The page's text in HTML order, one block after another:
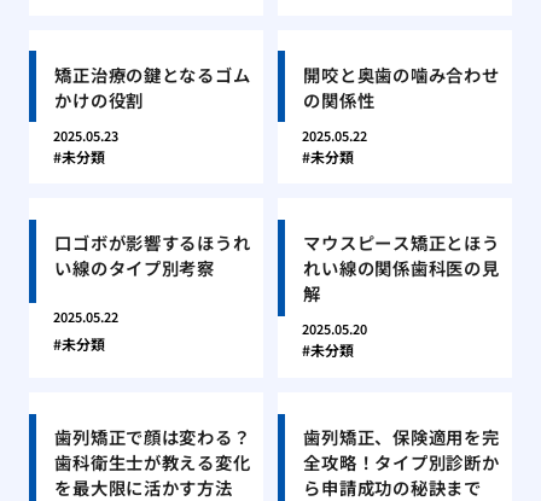
矯正治療の鍵となるゴム
かけの役割
2025.05.23
未分類
開咬と奥歯の噛み合わせ
の関係性
2025.05.22
未分類
口ゴボが影響するほうれ
い線のタイプ別考察
2025.05.22
未分類
マウスピース矯正とほう
れい線の関係歯科医の見
解
2025.05.20
未分類
歯列矯正で顔は変わる？
歯科衛生士が教える変化
を最大限に活かす方法
歯列矯正、保険適用を完
全攻略！タイプ別診断か
ら申請成功の秘訣まで